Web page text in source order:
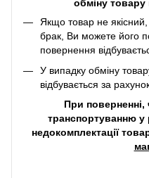
обміну товару
Якщо товар не
брак, Ви можете його
повернення
У випадку обміну
відбувається за
При поверненні,
транспортуванню у
недокомплектації